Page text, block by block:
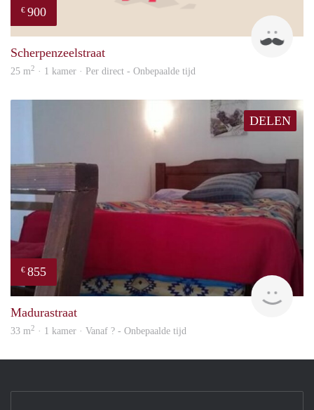
€ 900
Scherpenzeelstraat
25 m2 · 1 kamer · Per direct - Onbepaalde tijd
DELEN
€ 855
Madurastraat
33 m2 · 1 kamer · Vanaf ? - Onbepaalde tijd